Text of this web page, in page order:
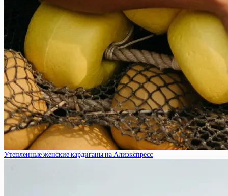
Утепленные женские кардиганы на Алиэкспресс